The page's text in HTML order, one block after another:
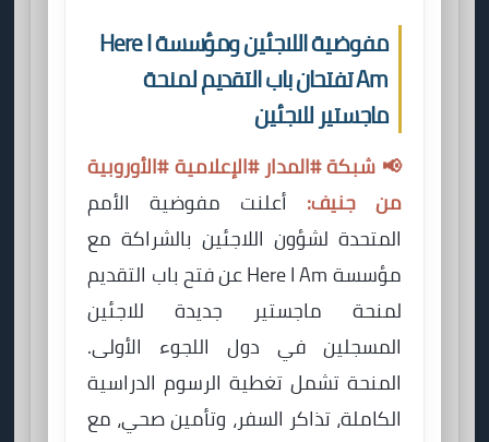
مفوضية اللاجئين ومؤسسة Here I
Am تفتحان باب التقديم لمنحة
ماجستير للاجئين
📢 شبكة #المدار #الإعلامية #الأوروبية
من جنيف: أعلنت مفوضية الأمم
المتحدة لشؤون اللاجئين بالشراكة مع
مؤسسة Here I Am عن فتح باب التقديم
لمنحة ماجستير جديدة للاجئين
المسجلين في دول اللجوء الأولى.
المنحة تشمل تغطية الرسوم الدراسية
الكاملة، تذاكر السفر، وتأمين صحي، مع